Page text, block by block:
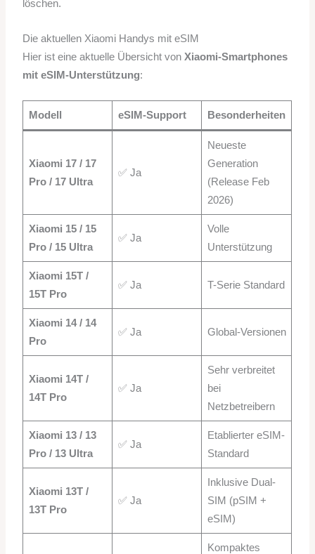
löschen.
Die aktuellen Xiaomi Handys mit eSIM
Hier ist eine aktuelle Übersicht vonXiaomi-Smartphones
mit eSIM-Unterstützung:
Modell eSIM-Support Besonderheiten
Xiaomi 17 / 17
Pro / 17 Ultra
✅ Ja
Neueste
Generation
(Release Feb
2026)
Xiaomi 15 / 15
Pro / 15 Ultra
✅ Ja
Volle
Unterstützung
Xiaomi 15T /
15T Pro
✅ Ja T-Serie Standard
Xiaomi 14 / 14
Pro
✅ Ja Global-Versionen
Xiaomi 14T /
14T Pro
✅ Ja
Sehr verbreitet
bei
Netzbetreibern
Xiaomi 13 / 13
Pro / 13 Ultra
✅ Ja
Etablierter eSIM-
Standard
Xiaomi 13T /
13T Pro
✅ Ja
Inklusive Dual-
SIM (pSIM +
eSIM)
Kompaktes